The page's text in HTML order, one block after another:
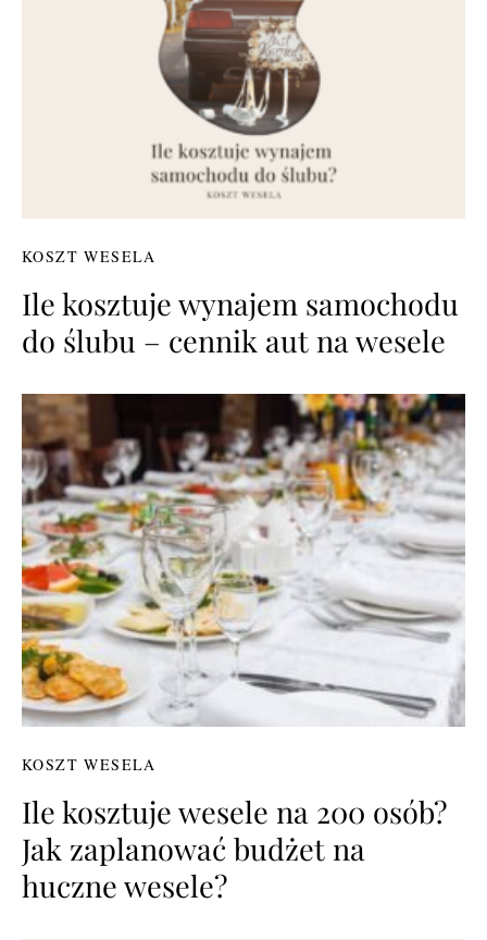
KOSZT WESELA
Ile kosztuje wynajem samochodu
do ślubu – cennik aut na wesele
KOSZT WESELA
Ile kosztuje wesele na 200 osób?
Jak zaplanować budżet na
huczne wesele?